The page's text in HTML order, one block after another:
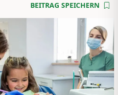
BEITRAG SPEICHERN